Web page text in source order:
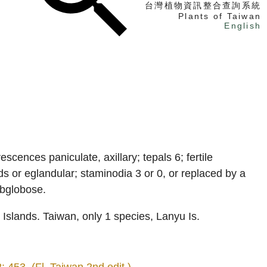
台灣植物資訊整合查詢系統
Plants of Taiwan
English
paniculate, axillary; tepals 6; fertile
or eglandular; staminodia 3 or 0, or replaced by a
Taiwan, only 1 species, Lanyu Is.